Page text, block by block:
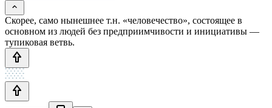
Скорее, само нынешнее т.н. «человечество», состоящее в
основном из людей без предприимчивости и инициативы —
тупиковая ветвь.